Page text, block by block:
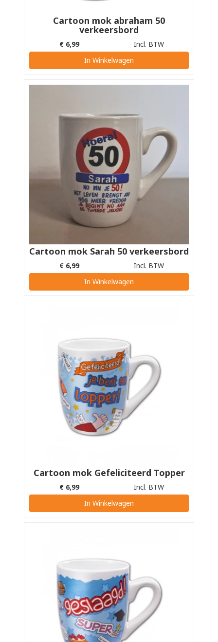
Cartoon mok abraham 50
verkeersbord
€ 6,99
Incl. BTW
In Winkelwagen
Cartoon mok Sarah 50 verkeersbord
€ 6,99
Incl. BTW
In Winkelwagen
Cartoon mok Gefeliciteerd Topper
€ 6,99
Incl. BTW
In Winkelwagen